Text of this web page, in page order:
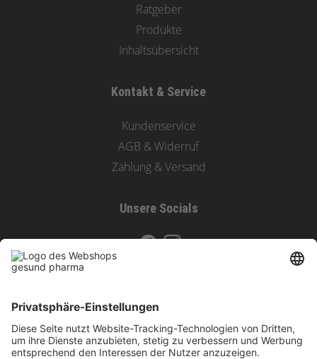
Ratgeber
Produkte
Inhaltsübersicht
Kontakt & Service
Kundenservice
AGB & Widerruf
Zahlung & Versand
Unsere Socials